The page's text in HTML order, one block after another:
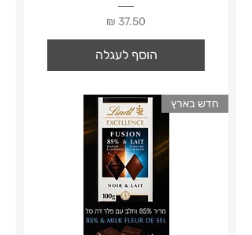
מחיר
הוסף לעגלה
חדש בארץ